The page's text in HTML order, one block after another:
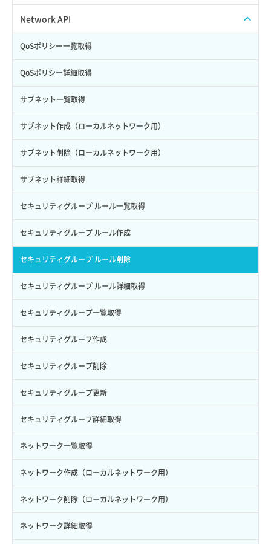
スナップショット削除
スナップショット復元
スナップショット詳細一覧取得
スナップショット詳細取得（アイテム指定）
バックアップリストア
バックアップ一覧取得
バックアップ詳細一覧取得
バックアップ詳細取得
ボリュームイメージ保存
ボリュームタイプ一覧取得
ボリュームタイプ詳細取得
ボリューム一覧取得
ボリューム作成
ボリューム削除
ボリューム更新
ボリューム詳細一覧取得
ボリューム詳細取得
自動バックアップ有効化
自動バックアップ無効化
ISOイメージ作成
イメージ一覧取得
イメージ保存使用量取得
イメージ保存容量取得
イメージ保存容量変更
イメージ削除
イメージ詳細取得
ISOイメージ挿入/排出
SSHキーペア一覧取得
SSHキーペア作成
SSHキーペア削除
SSHキーペア詳細取得
アタッチ済みポート一覧取得
アタッチ済みポート詳細取得
アタッチ済みボリューム一覧
アタッチ済みボリューム詳細取得
コンソールURL発行
サーバーに紐づくアドレス取得
サーバーに紐づくアドレス取得（ネットワーク指定）
サーバーに紐づくセキュリティグループ取得
サーバープラン一覧取得
サーバープラン変更
サーバープラン詳細一覧取得
サーバープラン詳細取得
サーバーメタデータ取得
サーバーメタデータ更新（ネームタグ変更）
サーバー一覧取得
Network API
QoSポリシー一覧取得
QoSポリシー詳細取得
サブネット一覧取得
サブネット作成（ローカルネットワーク用）
サブネット削除（ローカルネットワーク用）
サブネット詳細取得
セキュリティグループ ルール一覧取得
セキュリティグループ ルール作成
セキュリティグループ ルール削除
セキュリティグループ ルール詳細取得
セキュリティグループ一覧取得
セキュリティグループ作成
セキュリティグループ削除
セキュリティグループ更新
セキュリティグループ詳細取得
ネットワーク一覧取得
ネットワーク作成（ローカルネットワーク用）
ネットワーク削除（ローカルネットワーク用）
ネットワーク詳細取得